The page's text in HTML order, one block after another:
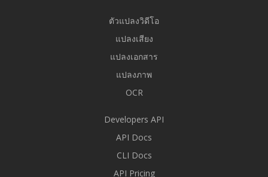
ตัวแปลงวิดีโอ
แปลงเสียง
แปลงเอกสาร
แปลงภาพ
OCR
Developers API
API Docs
CLI Docs
API Pricing